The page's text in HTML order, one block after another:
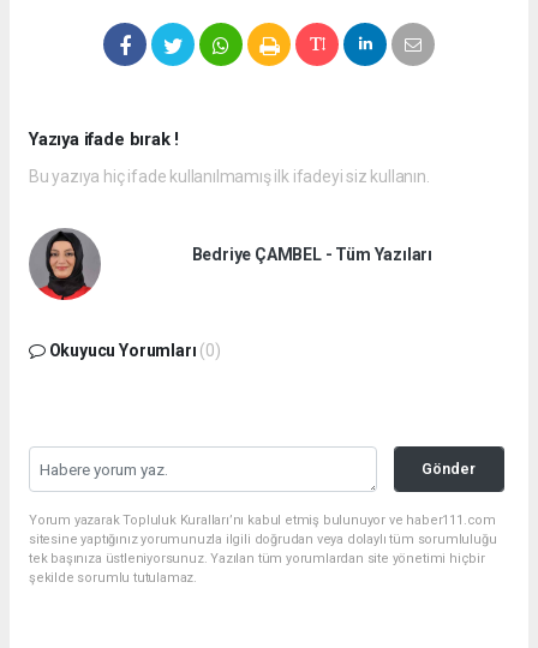
Yazıya ifade bırak !
Bu yazıya hiç ifade kullanılmamış ilk ifadeyi siz kullanın.
Bedriye ÇAMBEL - Tüm Yazıları
Okuyucu Yorumları (0)
Gönder
Yorum yazarak Topluluk Kuralları’nı kabul etmiş bulunuyor ve haber111.com
sitesine yaptığınız yorumunuzla ilgili doğrudan veya dolaylı tüm sorumluluğu
tek başınıza üstleniyorsunuz. Yazılan tüm yorumlardan site yönetimi hiçbir
şekilde sorumlu tutulamaz.